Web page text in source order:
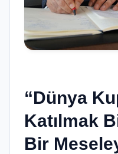
“Dünya
Katılmak
Bir